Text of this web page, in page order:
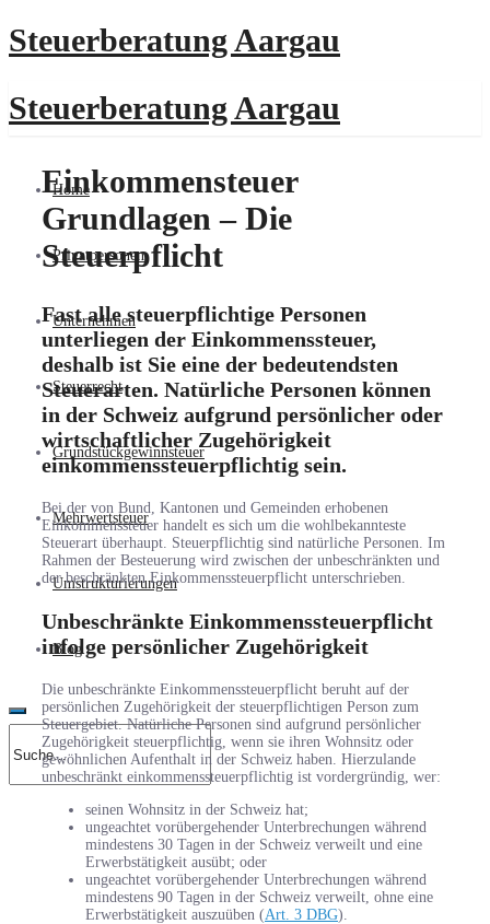
Steuerberatung Aargau
Steuerberatung Aargau
Home
Privatpersonen
Unternehmen
Steuerrecht
Grundstückgewinnsteuer
Mehrwertsteuer
Umstrukturierungen
Blog
Einkommensteuer
Grundlagen – Die
Steuerpflicht
Fast alle steuerpflichtige Personen
unterliegen der Einkommenssteuer,
deshalb ist Sie eine der bedeutendsten
Steuerarten. Natürliche Personen können
in der Schweiz aufgrund persönlicher oder
wirtschaftlicher Zugehörigkeit
einkommenssteuerpflichtig sein.
Bei der von Bund, Kantonen und Gemeinden erhobenen
Einkommenssteuer handelt es sich um die wohlbekannteste
Steuerart überhaupt. Steuerpflichtig sind natürliche Personen. Im
Rahmen der Besteuerung wird zwischen der unbeschränkten und
der beschränkten Einkommenssteuerpflicht unterschrieben.
Unbeschränkte Einkommenssteuerpflicht
infolge persönlicher Zugehörigkeit
Die unbeschränkte Einkommenssteuerpflicht beruht auf der
persönlichen Zugehörigkeit der steuerpflichtigen Person zum
Steuergebiet. Natürliche Personen sind aufgrund persönlicher
Zugehörigkeit steuerpflichtig, wenn sie ihren Wohnsitz oder
gewöhnlichen Aufenthalt in der Schweiz haben. Hierzulande
unbeschränkt einkommenssteuerpflichtig ist vordergründig, wer:
seinen Wohnsitz in der Schweiz hat;
ungeachtet vorübergehender Unterbrechungen während
mindestens 30 Tagen in der Schweiz verweilt und eine
Erwerbstätigkeit ausübt; oder
ungeachtet vorübergehender Unterbrechungen während
mindestens 90 Tagen in der Schweiz verweilt, ohne eine
Erwerbstätigkeit auszuüben (Art. 3 DBG).